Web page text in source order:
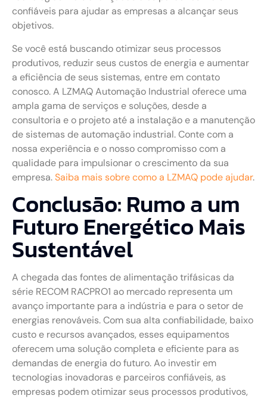
confiáveis para ajudar as empresas a alcançar seus
objetivos.
Se você está buscando otimizar seus processos
produtivos, reduzir seus custos de energia e aumentar
a eficiência de seus sistemas, entre em contato
conosco. A LZMAQ Automação Industrial oferece uma
ampla gama de serviços e soluções, desde a
consultoria e o projeto até a instalação e a manutenção
de sistemas de automação industrial. Conte com a
nossa experiência e o nosso compromisso com a
qualidade para impulsionar o crescimento da sua
empresa.Saiba mais sobre como a LZMAQ pode ajudar.
Conclusão: Rumo a um
Futuro Energético Mais
Sustentável
A chegada das fontes de alimentação trifásicas da
série RECOM RACPRO1 ao mercado representa um
avanço importante para a indústria e para o setor de
energias renováveis. Com sua alta confiabilidade, baixo
custo e recursos avançados, esses equipamentos
oferecem uma solução completa e eficiente para as
demandas de energia do futuro. Ao investir em
tecnologias inovadoras e parceiros confiáveis, as
empresas podem otimizar seus processos produtivos,